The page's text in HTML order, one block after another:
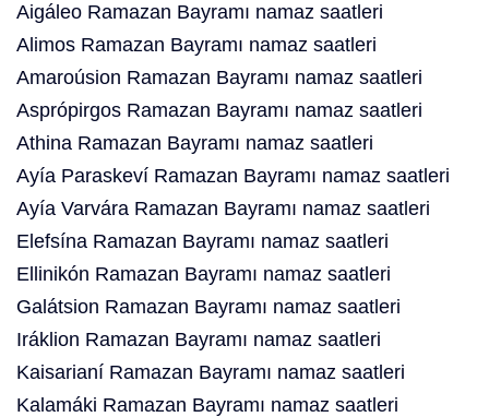
Aigáleo Ramazan Bayramı namaz saatleri
Alimos Ramazan Bayramı namaz saatleri
Amaroúsion Ramazan Bayramı namaz saatleri
Asprópirgos Ramazan Bayramı namaz saatleri
Athina Ramazan Bayramı namaz saatleri
Ayía Paraskeví Ramazan Bayramı namaz saatleri
Ayía Varvára Ramazan Bayramı namaz saatleri
Elefsína Ramazan Bayramı namaz saatleri
Ellinikón Ramazan Bayramı namaz saatleri
Galátsion Ramazan Bayramı namaz saatleri
Iráklion Ramazan Bayramı namaz saatleri
Kaisarianí Ramazan Bayramı namaz saatleri
Kalamáki Ramazan Bayramı namaz saatleri